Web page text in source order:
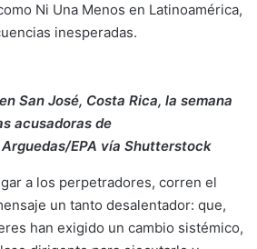
Ni Una Menos en Latinoamérica,
inesperadas.
San José, Costa Rica, la semana
acusadoras de
EPA vía Shutterstock
a los perpetradores, corren el
un tanto desalentador: que,
han exigido un cambio sistémico,